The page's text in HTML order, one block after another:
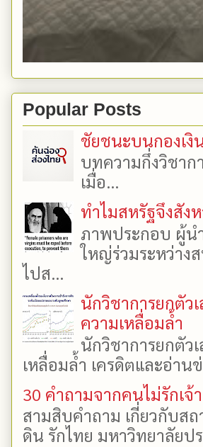
Popular Posts
ชัยชนะบนกองเงิ
บทความกึ่งวิชาก
เมื่อ...
ทำไมสหรัฐจึงสัง
ภาพประกอบ ผู้น
ใหญ่ร่วมระหว่าง
ไปส...
นักวิชาการยกตัว
ความเหลื่อมล้ำ
นักวิชาการยกตัว
เหลื่อมล้ำ เครดิตและอ่า
30 คำถามจากคนไม่รักเจ้า
สามสิบคำถาม เกี่ยวกับส
ดิน รักไทย มหาวิทยาลัย